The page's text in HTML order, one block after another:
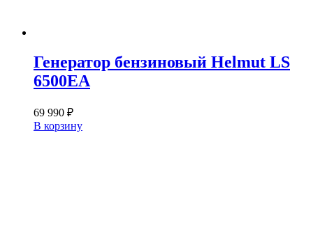
Генератор бензиновый Helmut LS
6500EA
69 990 ₽
В корзину